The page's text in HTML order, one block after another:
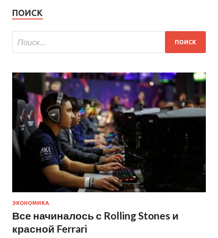
ПОИСК
ЭКОНОМИКА
Все начиналось с Rolling Stones и
красной Ferrari